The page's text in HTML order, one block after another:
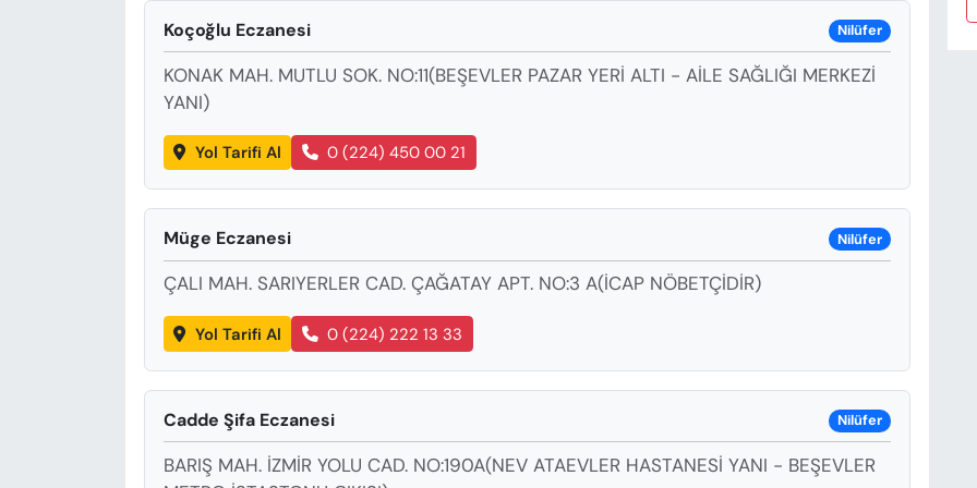
Koçoğlu Eczanesi Nilüfer
KONAK MAH. MUTLU SOK. NO:11(BEŞEVLER PAZAR YERİ ALTI - AİLE SAĞLIĞI MERKEZİ
YANI)
Yol Tarifi Al 0 (224) 450 00 21
Müge Eczanesi Nilüfer
ÇALI MAH. SARIYERLER CAD. ÇAĞATAY APT. NO:3 A(İCAP NÖBETÇİDİR)
Yol Tarifi Al 0 (224) 222 13 33
Cadde Şifa Eczanesi Nilüfer
BARIŞ MAH. İZMİR YOLU CAD. NO:190A(NEV ATAEVLER HASTANESİ YANI - BEŞEVLER
KÜLTÜR-SANAT
ÖZEL HABER
YAZAR KÖŞESİ
VAN VE DİYARBAKIR HABERLERİ